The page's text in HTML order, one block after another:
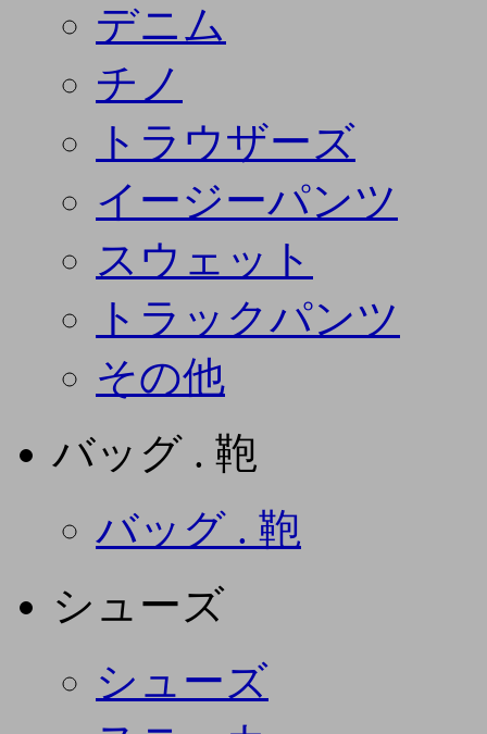
デニム
チノ
トラウザーズ
イージーパンツ
スウェット
トラックパンツ
その他
バッグ . 鞄
バッグ . 鞄
シューズ
シューズ